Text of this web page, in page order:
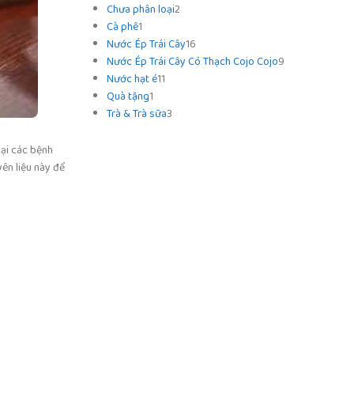
các bệnh
liệu này để
Chưa phân loại2
Cà phê1
Nước Ép Trái Cây16
Nước Ép Trái Cây Có Thạch Cojo Cojo9
Nước hạt é11
Quà tặng1
Trà & Trà sữa3